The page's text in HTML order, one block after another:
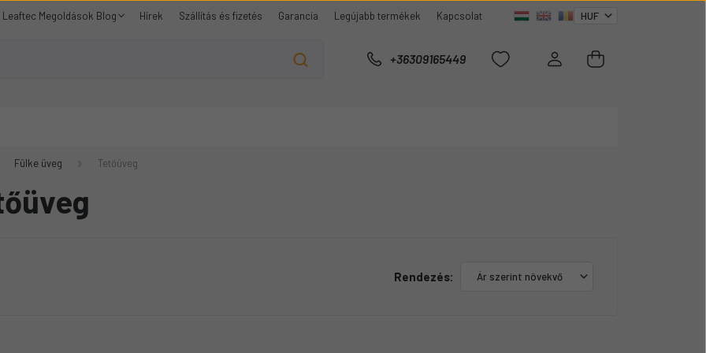
Leaftec Megoldások Blog Hírek Szállítás és fizetés Garancia Legújabb termékek Kapcsolat
+36309165449
Fülke üveg Tetőüveg
Rendezés: